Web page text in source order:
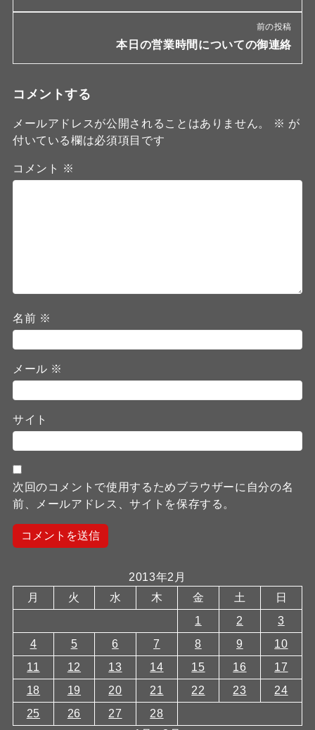
前の投稿
本日の営業時間についての御連絡
コメントする
メールアドレスが公開されることはありません。 ※ が
付いている欄は必須項目です
コメント ※
名前 ※
メール ※
サイト
次回のコメントで使用するためブラウザーに自分の名
前、メールアドレス、サイトを保存する。
2013年2月
月
火 水 木 金 土
日
1
2
3
4
5 6 7 8 9
10
11
12 13 14 15 16
17
18
19 20 21 22 23
24
25
26 27
28